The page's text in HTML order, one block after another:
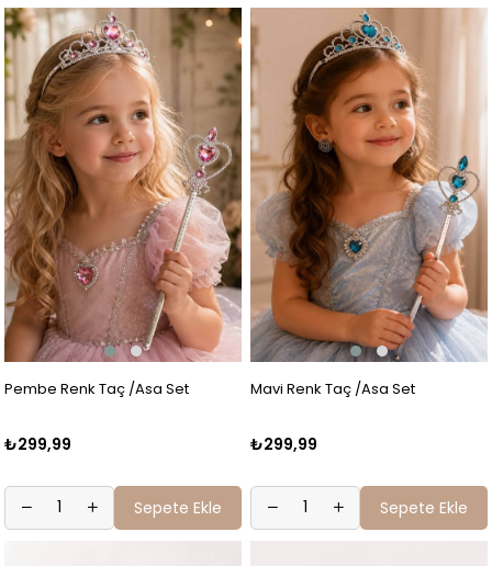
Pembe Renk Taç /Asa Set
₺299,99
Sepete Ekle
Mavi Renk Taç /Asa Set
₺299,99
Sepete Ekle